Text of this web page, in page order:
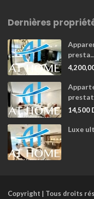
Dernières
14,500
Luxe
Copyright | Tous droits